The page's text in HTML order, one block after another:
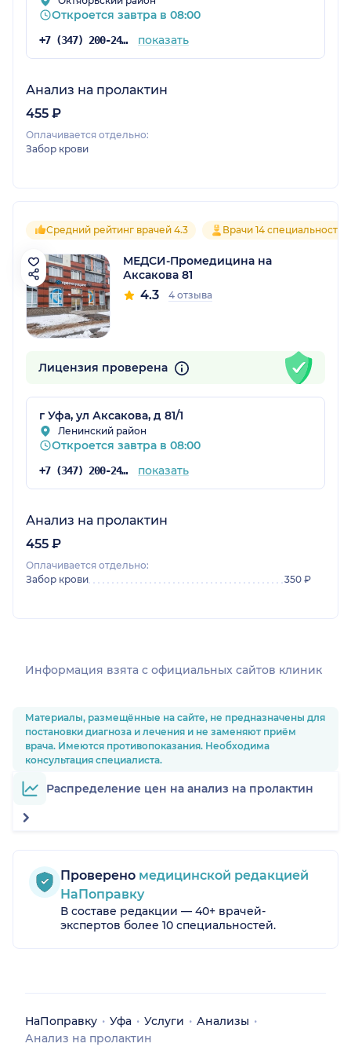
Откроется завтра в 08:00
+7 (347) 200-24-71 показать
Анализ на пролактин
455 ₽
Оплачивается отдельно:
Забор крови
Средний рейтинг врачей 4.3 Врачи 14 специальностей
МЕДСИ-Промедицина на
Аксакова 81
4.3 4 отзыва
Лицензия проверена
г Уфа, ул Аксакова, д 81/1
Ленинский район
Откроется завтра в 08:00
+7 (347) 200-24-71 показать
Анализ на пролактин
455 ₽
Оплачивается отдельно:
Забор крови
350 ₽
Информация взята c официальных сайтов клиник
Материалы, размещённые на сайте, не предназначены для
постановки диагноза и лечения и не заменяют приём
врача. Имеются противопоказания. Необходима
консультация специалиста.
Распределение цен на анализ на пролактин
Проверено медицинской редакцией
НаПоправку
В составе редакции — 40+ врачей-
экспертов более 10 специальностей.
НаПоправку Уфа Услуги
Анализы
Анализ на пролактин